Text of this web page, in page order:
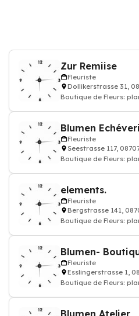
Zur Remiise
Fleuriste
Dollikerstrasse 31,
Boutique de Fleurs:
Blumen
Fleuriste
Seestrasse 117,
Boutique de Fleurs:
elements.
Fleuriste
Bergstrasse 141,
Boutique de Fleurs:
Blumen-
Fleuriste
Esslingerstrasse 1,
Boutique de Fleurs:
Blumen Atelier